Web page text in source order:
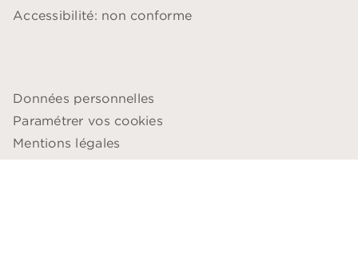
Accessibilité: non conforme
Données personnelles
Paramétrer vos cookies
Mentions légales